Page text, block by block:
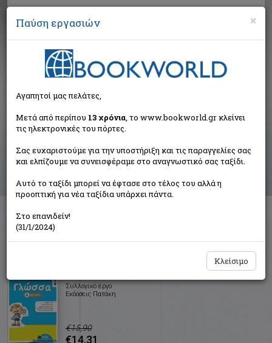
Αναζήτηση
Αποτελέσματα αναζήτησης
Συγγραφέας: Τσολακίδου Ελένη (27 βιβλία)
Ταξινόμηση ανά:
Συλλογικό έργο
Εκδόσεις Πατάκη
€15,90
€14,31
×
Παύση εργασιών
Αγαπητοί μας πελάτες,
Μετά από περίπου 13 χρόνια, το www.bookworld.gr κλείνει
τις ηλεκτρονικές του πόρτες.
Σας ευχαριστούμε για την υποστήριξη και τις παραγγελίες σας
και ελπίζουμε να συνεισφέραμε στο αναγνωστικό σας ταξίδι.
Αυτό το ταξίδι μπορεί να έφτασε στο τέλος του αλλά η
προοπτική για νέα ταξίδια υπάρχει πάντα.
Στο επανιδείν!
(31/1/2024)
Κλείσιμο